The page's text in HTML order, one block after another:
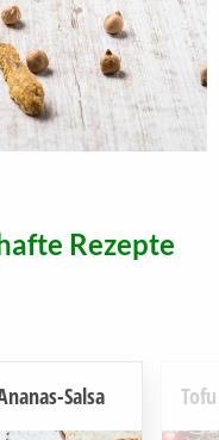
Rezepte
Salsa